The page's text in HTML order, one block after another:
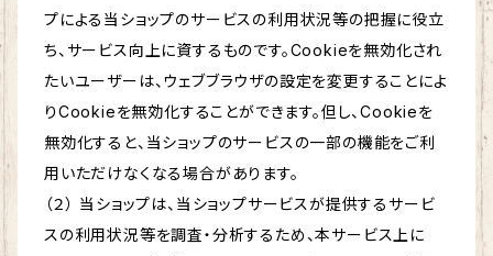
プによる当ショップのサービスの利用状況等の把握に役立
ち、サービス向上に資するものです。Cookieを無効化され
たいユーザーは、ウェブブラウザの設定を変更することによ
りCookieを無効化することができます。但し、Cookieを
無効化すると、当ショップのサービスの一部の機能をご利
用いただけなくなる場合があります。
（２） 当ショップは、当ショップサービスが提供するサービ
スの利用状況等を調査・分析するため、本サービス上に